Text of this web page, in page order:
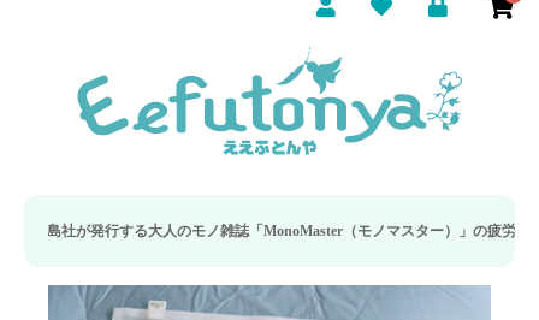
人のモノ雑誌「MonoMaster（モノマスター）」の疲労回復・睡眠の向上特集